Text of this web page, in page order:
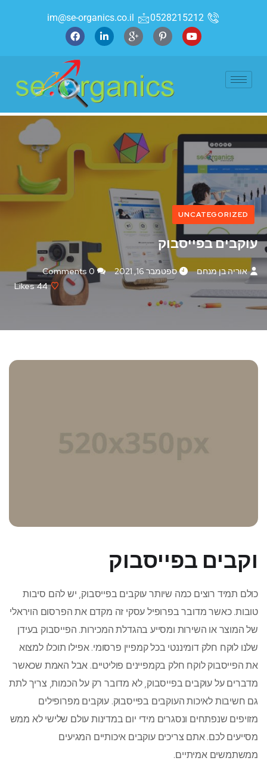
0528215212
im@se-organics.co.il
UNCATEGORIZED
עוקבים בפייסבוק
אוריה בן מנחם ספטמבר 16, 2021
0 Comments
44
Likes
וקבים בפייסבוק
כולם תמיד רוצים כמה שיותר עוקבים בפייסבוק, יש להם סיבות
טובות. כאשר מדובר בפרופיל עסקי זה מקדם את הפרסום הויראלי
של המוצר או השירות ומסייע בהגדלת המכירות. הפייסבוק בעידן
שלנו לוקח חלק דומיננטי בכל קמפיין פרסומי. אפילו תוכלו למצוא
את הפייסבוק לוקח חלק בקמפיינים פוליטיים. אבל האמת שכאשר
מדברים על עוקבים בפייסבוק, לא מדובר רק על הכמות, צריך לתת
גם חשיבות לאיכות העוקבים בפייסבוק. עוקבים מפרופילים
מזויפים שנפתחים ונסגרים מידי יום במדינות עולם שלישי לא ממש
מסייעים לכם. אתם צריכים עוקבים איכותיים המגיעים
ממשתמשים אמיתיים.